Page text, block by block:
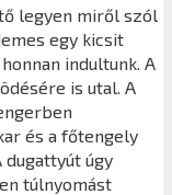
legyen miről szól
egy kicsit
indultunk. A
is utal. A
és a főtengely
úgy
túlnyomást